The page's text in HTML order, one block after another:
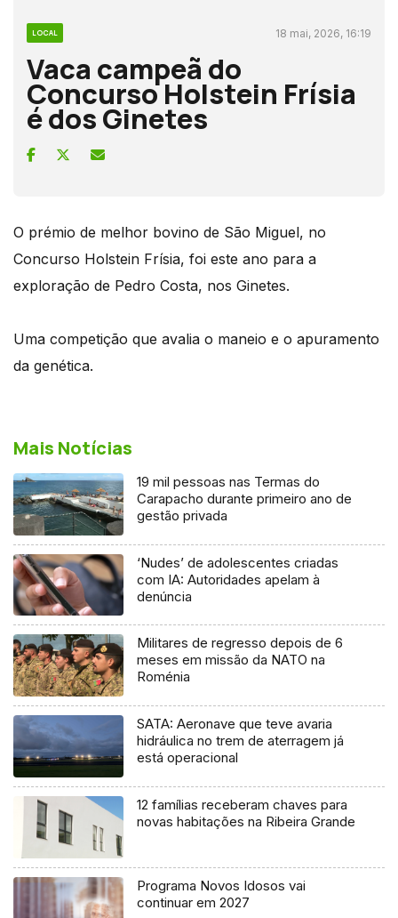
LOCAL 18 mai, 2026, 16:19
Vaca campeã do
Concurso Holstein Frísia
é dos Ginetes
O prémio de melhor bovino de São Miguel, no
Concurso Holstein Frísia, foi este ano para a
exploração de Pedro Costa, nos Ginetes.
Uma competição que avalia o maneio e o apuramento
da genética.
Mais Notícias
19 mil pessoas nas Termas do
Carapacho durante primeiro ano de
gestão privada
‘Nudes’ de adolescentes criadas
com IA: Autoridades apelam à
denúncia
Militares de regresso depois de 6
meses em missão da NATO na
Roménia
SATA: Aeronave que teve avaria
hidráulica no trem de aterragem já
está operacional
12 famílias receberam chaves para
novas habitações na Ribeira Grande
Programa Novos Idosos vai
continuar em 2027